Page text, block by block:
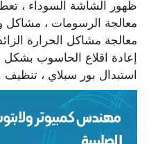
ظهور الشاشة السوداء ،
معالجة الرسومات ، مشاكل
معالجة مشاكل الحرارة
إعادة اقلاع الحاسوب بشكل
استبدال بور سبلاي ، تنظيف